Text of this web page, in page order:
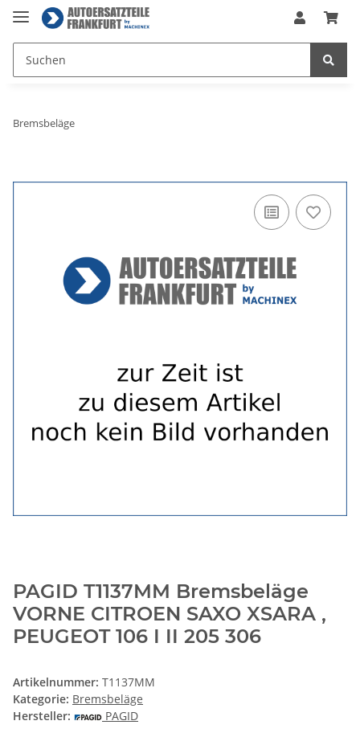
Bremsbeläge
PAGID T1137MM Bremsbeläge
VORNE CITROEN SAXO XSARA ,
PEUGEOT 106 I II 205 306
Artikelnummer: T1137MM
Kategorie: Bremsbeläge
Hersteller:
PAGID